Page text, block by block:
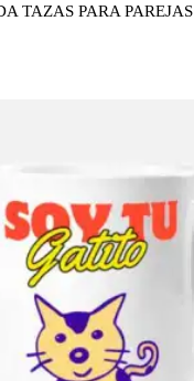
TAZAS PARA PAREJAS